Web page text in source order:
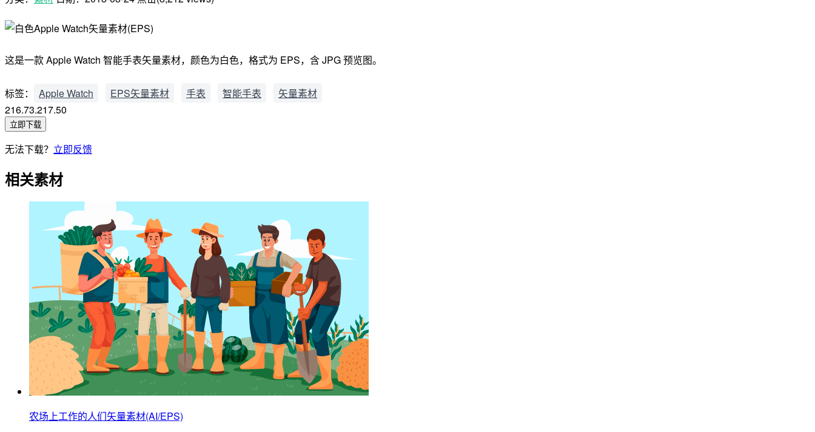
这是一款 Apple Watch 智能手表矢量素材，颜色为白色，格式为 EPS，含 JPG 预览图。
标签： Apple Watch EPS矢量素材 手表 智能手表
矢量素材
216.73.217.50
立即下载
无法下载？ 立即反馈
相关素材
农场上工作的人们矢量素材(AI/EPS)